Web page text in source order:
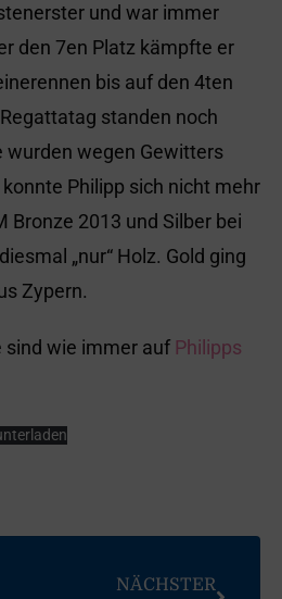
und war immer
den 7en Platz kämpfte er
bis auf den 4ten
standen noch
wurden wegen Gewitters
Philipp sich nicht mehr
Bronze 2013 und Silber bei
„nur“ Holz. Gold ging
Zypern.
sind wie immer auf Philipps
NÄCHSTER